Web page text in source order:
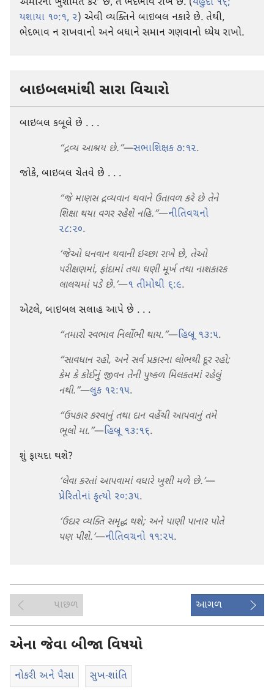
અમીરની ખુશામત કરે’ છે, તે ભેદભાવ રાખે છે. (યહુદા ૧૬;
યશાયા ૧૦:૧, ૨) એવી વ્યક્તિને બાઇબલ નકારે છે. તેથી,
ભેદભાવ ન રાખવાનો અને બધાને સમાન ગણવાનો ધ્યેય રાખો.
બાઇબલમાંથી સારા વિચારો
બાઇબલ કબૂલે છે . . .
“દ્રવ્ય આશ્રય છે.”—સભાશિક્ષક ૭:૧૨.
જોકે, બાઇબલ ચેતવે છે . . .
“જે માણસ દ્રવ્યવાન થવાને ઉતાવળ કરે છે તેને
શિક્ષા થયા વગર રહેશે નહિ.”—નીતિવચનો
૨૮:૨૦.
‘જેઓ ધનવાન થવાની ઇચ્છા રાખે છે, તેઓ
પરીક્ષણમાં, ફાંદામાં તથા ઘણી મૂર્ખ તથા નાશકારક
લાલચમાં પડે છે.’—૧ તીમોથી ૬:૯.
એટલે, બાઇબલ સલાહ આપે છે . . .
“તમારો સ્વભાવ નિર્લોભી થાય.”—હિબ્રૂ ૧૩:૫.
“સાવધાન રહો, અને સર્વ પ્રકારના લોભથી દૂર રહો;
કેમ કે કોઈનું જીવન તેની પુષ્કળ મિલકતમાં રહેલું
નથી.”—લુક ૧૨:૧૫.
“ઉપકાર કરવાનું તથા દાન વહેંચી આપવાનું તમે
ભૂલો મા.”—હિબ્રૂ ૧૩:૧૬.
શું ફાયદા થશે?
‘લેવા કરતાં આપવામાં વધારે ખુશી મળે છે.’—
પ્રેરિતોનાં કૃત્યો ૨૦:૩૫.
‘ઉદાર વ્યક્તિ સમૃદ્ધ થશે; અને પાણી પાનાર પોતે
પણ પીશે.’—નીતિવચનો ૧૧:૨૫.
પાછળ આગળ
એના જેવા બીજા વિષયો
નોકરી અને પૈસા સુખ-શાંતિ